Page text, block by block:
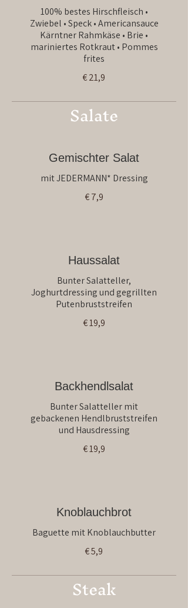
100% bestes Hirschfleisch •
Zwiebel • Speck • Americansauce
Kärntner Rahmkäse • Brie •
mariniertes Rotkraut • Pommes
frites
€ 21,9
Salate
Gemischter Salat
mit JEDERMANN* Dressing
€ 7,9
Haussalat
Bunter Salatteller,
Joghurtdressing und gegrillten
Putenbruststreifen
€ 19,9
Backhendlsalat
Bunter Salatteller mit
gebackenen Hendlbruststreifen
und Hausdressing
€ 19,9
Knoblauchbrot
Baguette mit Knoblauchbutter
€ 5,9
Steak